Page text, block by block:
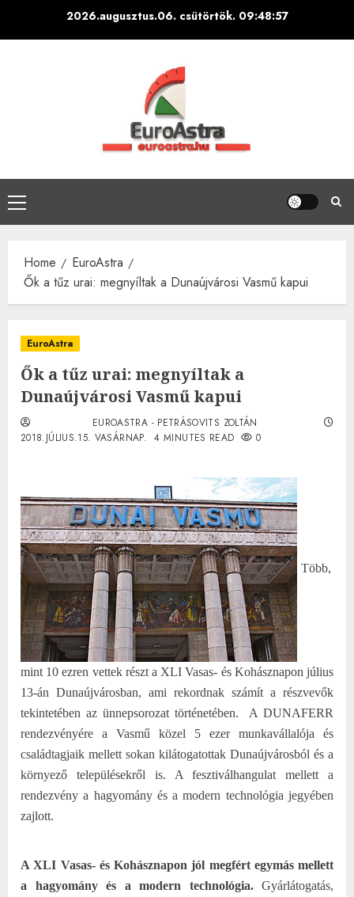
2026.augusztus.06. csütörtök. 09:48:58
Primary
Menu
Home
EuroAstra
Ők a tűz urai: megnyíltak a Dunaújvárosi Vasmű kapui
EuroAstra
Ők a tűz urai: megnyíltak a
Dunaújvárosi Vasmű kapui
EUROASTRA - PETRÁSOVITS ZOLTÁN
2018.JÚLIUS.15. VASÁRNAP. 4 MINUTES READ 0
Több,
mint 10 ezren vettek részt a XLI Vasas- és Kohásznapon július
13-án Dunaújvárosban, ami rekordnak számít a részvevők
tekintetében az ünnepsorozat történetében.
A DUNAFERR
rendezvényére a Vasmű közel 5 ezer munkavállalója és
családtagjaik mellett sokan kilátogatottak Dunaújvárosból és a
környező településekről is. A fesztiválhangulat mellett a
rendezvény a hagyomány és a modern technológia jegyében
zajlott.
A XLI Vasas- és Kohásznapon jól megfért egymás mellett
a hagyomány és a modern technológia.Gyárlátogatás,